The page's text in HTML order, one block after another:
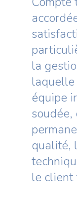
la
laquelle
équipe
qualité,
le client